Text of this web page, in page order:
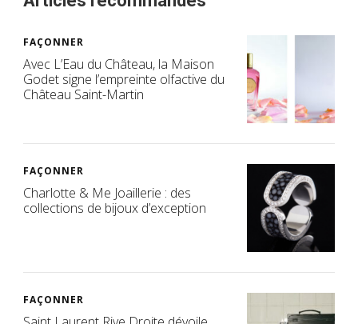
FAÇONNER
Avec L’Eau du Château, la Maison
Godet signe l’empreinte olfactive du
Château Saint-Martin
FAÇONNER
Charlotte & Me Joaillerie : des
collections de bijoux d’exception
FAÇONNER